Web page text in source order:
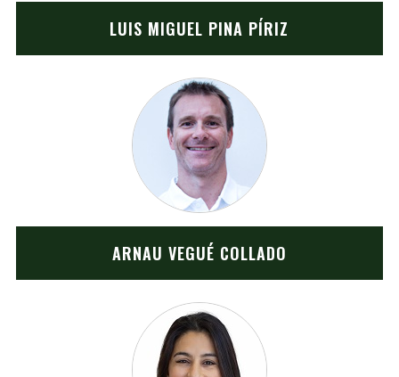
LUIS MIGUEL PINA PÍRIZ
ARNAU VEGUÉ COLLADO